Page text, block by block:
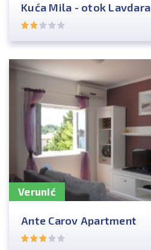
Kuća Mila - otok Lavdara
Verunić
Ante Carov Apartment